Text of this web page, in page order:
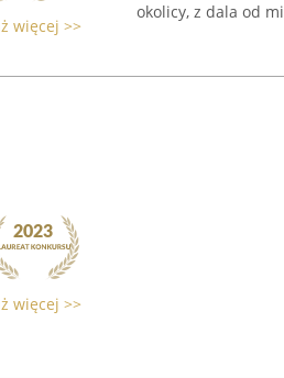
więcej >>
okolicy, z dala od
więcej >>